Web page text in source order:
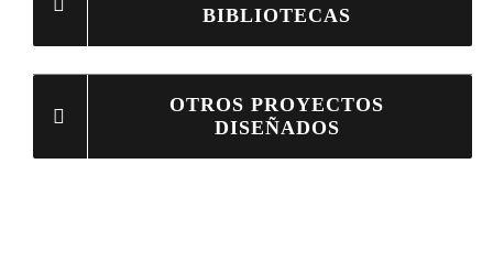
BIBLIOTECAS
OTROS PROYECTOS
DISEÑADOS